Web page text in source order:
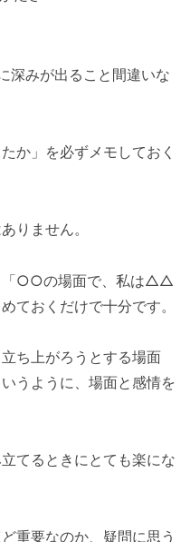
深みが出ること間違いな
か」を必ずメモしておく
りません。
「○○の場面で、私は△△
ておくだけで十分です。
ち上がろうとする場面
うように、場面と感情を
てるときにとても楽にな
重要なのか、疑問に思う